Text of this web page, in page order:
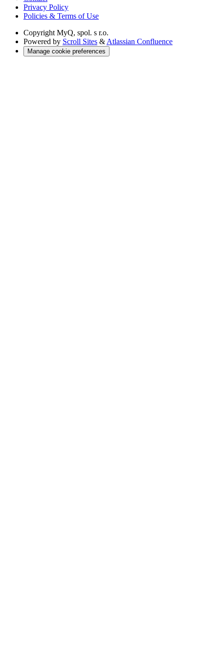
Privacy Policy
Policies & Terms of Use
Copyright MyQ, spol. s r.o.
Powered by Scroll Sites & Atlassian Confluence
Manage cookie preferences